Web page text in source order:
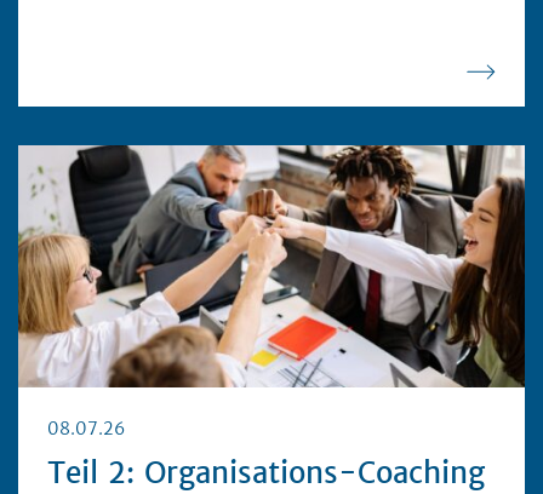
08.07.26
Teil 2: Organisations-Coaching